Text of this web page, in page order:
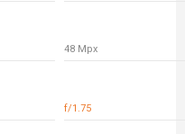
48 Mpx
f/1.75